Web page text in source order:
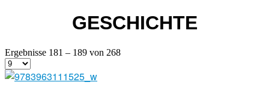
GESCHICHTE
Ergebnisse 181 – 189 von 268